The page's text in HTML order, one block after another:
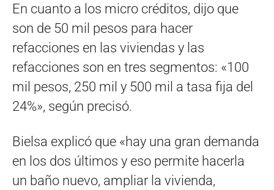
En cuanto a los micro créditos, dijo que
son de 50 mil pesos para hacer
refacciones en las viviendas y las
refacciones son en tres segmentos: «100
mil pesos, 250 mil y 500 mil a tasa fija del
24%», según precisó.
Bielsa explicó que «hay una gran demanda
en los dos últimos y eso permite hacerla
un baño nuevo, ampliar la vivienda,